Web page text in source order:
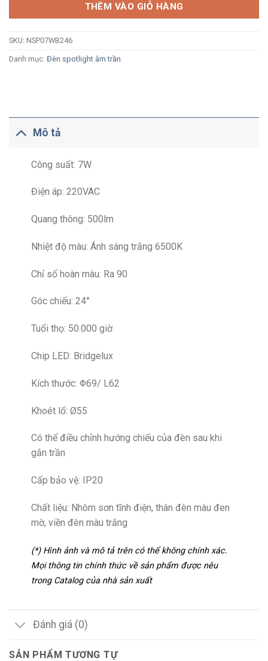
THÊM VÀO GIỎ HÀNG
SKU: NSP07WB246
Danh mục: Đèn spotlight âm trần
Mô tả
Công suất: 7W
Điện áp: 220VAC
Quang thông: 500lm
Nhiệt độ màu: Ánh sáng trắng 6500K
Chỉ số hoàn màu: Ra 90
Góc chiếu: 24°
Tuổi thọ: 50.000 giờ
Chip LED: Bridgelux
Kích thước: Φ69/ L62
Khoét lổ: Ø55
Có thể điều chỉnh hướng chiếu của đèn sau khi
gắn trần
Cấp bảo vệ: IP20
Chất liệu: Nhôm sơn tĩnh điện, thân đèn màu đen
mờ, viền đèn màu trắng
(*) Hình ảnh và mô tả trên có thể không chính xác.
Mọi thông tin chính thức về sản phẩm được nêu
trong Catalog của nhà sản xuất
Đánh giá (0)
SẢN PHẨM TƯƠNG TỰ